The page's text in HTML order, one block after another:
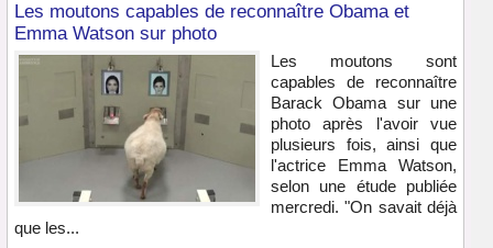
Les moutons capables de reconnaître Obama et
Emma Watson sur photo
Les moutons sont
capables de reconnaître
Barack Obama sur une
photo après l'avoir vue
plusieurs fois, ainsi que
l'actrice Emma Watson,
selon une étude publiée
mercredi. "On savait déjà
que les...